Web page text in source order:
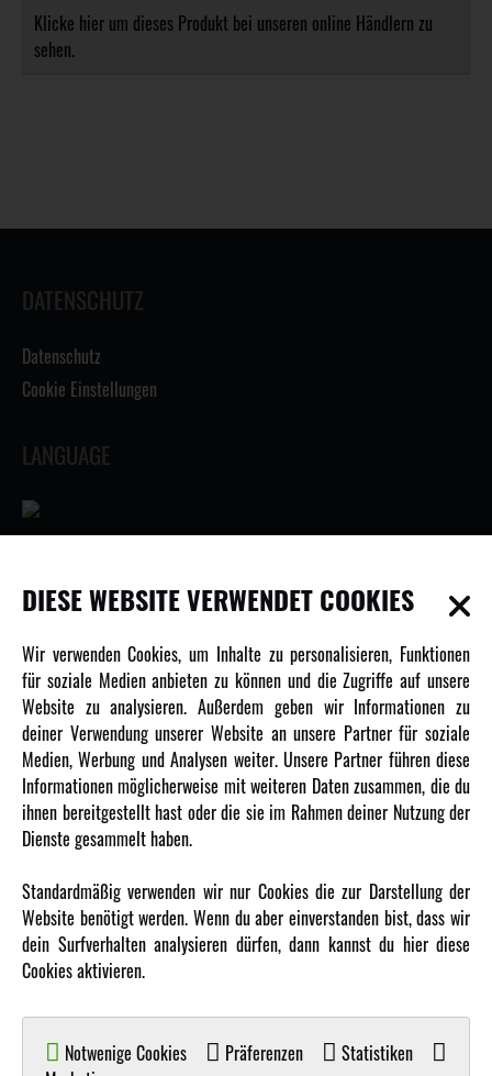
Klicke hier um dieses Produkt bei unseren online Händlern zu
sehen.
DATENSCHUTZ
Datenschutz
Cookie Einstellungen
LANGUAGE
INFORMATIONEN
Newsletter
Über uns
Karriere
Amewi Kataloge
MEHR VON AMEWI
Amewi Construction - Nutzfahrzeuge
Malinos - Die kreative Seite von Amewi
Werden Sie Amewi Händler
DIESE WEBSITE VERWENDET COOKIES
Wir verwenden Cookies, um Inhalte zu personalisieren, Funktionen
für soziale Medien anbieten zu können und die Zugriffe auf unsere
Website zu analysieren. Außerdem geben wir Informationen zu
deiner Verwendung unserer Website an unsere Partner für soziale
Medien, Werbung und Analysen weiter. Unsere Partner führen diese
Informationen möglicherweise mit weiteren Daten zusammen, die du
ihnen bereitgestellt hast oder die sie im Rahmen deiner Nutzung der
Dienste gesammelt haben.
Standardmäßig verwenden wir nur Cookies die zur Darstellung der
Website benötigt werden. Wenn du aber einverstanden bist, dass wir
dein Surfverhalten analysieren dürfen, dann kannst du hier diese
Cookies aktivieren.
Notwenige Cookies Präferenzen
Statistiken